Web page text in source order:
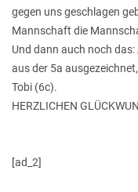
gegen uns geschlagen
Mannschaft die
Und dann auch noch
aus der 5a
Tobi (6c).
HERZLICHEN
[ad_2]